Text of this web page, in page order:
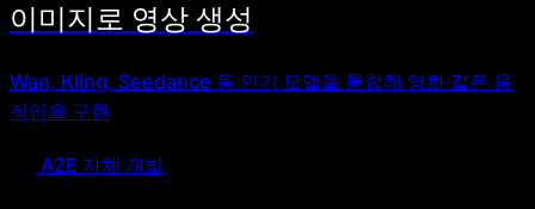
이미지로 영상 생성
Wan, Kling, Seedance 등 인기 모델을 통합해 영화 같은 움
직임을 구현
A2E 자체 개발